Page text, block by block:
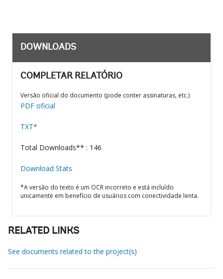
DOWNLOADS
COMPLETAR RELATÓRIO
Versão oficial do documento (pode conter assinaturas, etc.)
PDF oficial
TXT*
Total Downloads** : 146
Download Stats
*A versão do texto é um OCR incorreto e está incluído
unicamente em benefício de usuários com conectividade lenta.
RELATED LINKS
See documents related to the project(s)